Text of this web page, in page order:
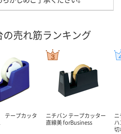
売れ筋ランキング
テープカッタ
ニチバン テープカッター
直線美 forBusiness